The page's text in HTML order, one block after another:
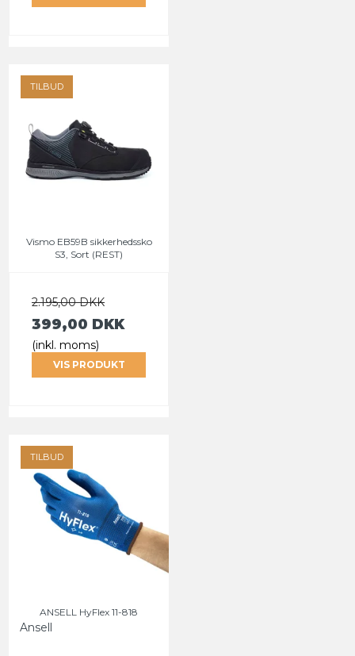
TILBUD
Vismo EB59B sikkerhedssko
S3, Sort (REST)
2.195,00 DKK
399,00 DKK
(inkl. moms)
VIS PRODUKT
TILBUD
ANSELL HyFlex 11-818
Ansell